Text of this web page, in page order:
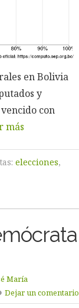
en Bolivia
y
con
más
elecciones,
María
Dejar un comentario